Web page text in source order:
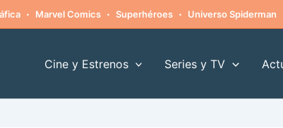
· Marvel Comics · Superhéroes · Universo Spiderman
Cine y Estrenos Series y TV